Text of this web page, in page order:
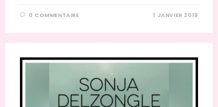
0 COMMENTAIRE 1 JANVIER 2019